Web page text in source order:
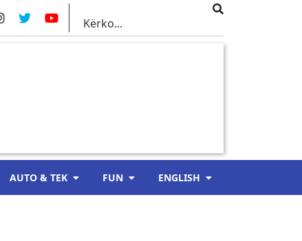
AUTO & TEK FUN ENGLISH